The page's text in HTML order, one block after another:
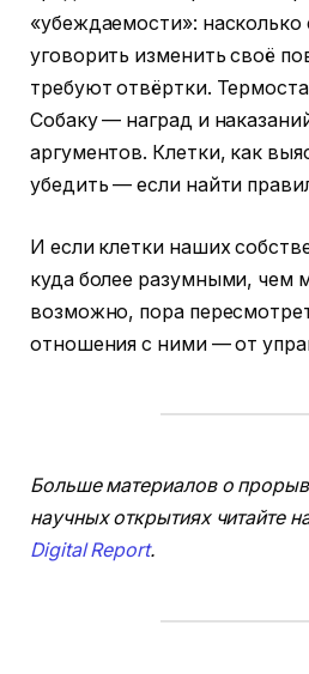
«убеждаемости»:
уговорить изменить своё
требуют отвёртки.
Собаку — наград и
аргументов. Клетки, как
убедить — если найти
И если клетки наших
куда более разумными, чем
возможно, пора
отношения с ними — от
Больше материалов о
научных открытиях читайте
Digital Report.